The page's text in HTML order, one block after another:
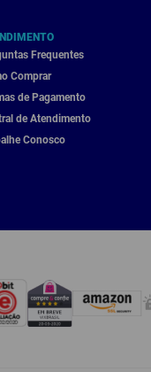
Frequentes
Comprar
de Pagamento
de Atendimento
Conosco